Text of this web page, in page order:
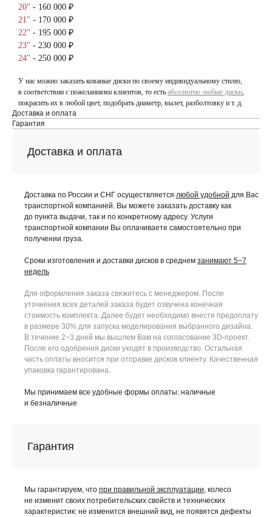
20" - 160 000 ₽
21" - 170 000 ₽
22" - 195 000 ₽
23" - 230 000 ₽
24" - 250 000 ₽
У нас можно заказать кованые диски по своему индивидуальному стилю,
в соответствии с пожеланиями клиентов, то есть абсолютно любые диски,
покрасить их в любой цвет, подобрать диаметр, вылет, разболтовку и т. д.
Доставка и оплата
Гарантия
Доставка и оплата
Доставка по России и СНГ осуществляется любой удобной для Вас
транспортной компанией. Вы можете заказать доставку как
до пункта выдачи, так и по конкретному адресу. Услуги
транспортной компании Вы оплачиваете самостоятельно при
получении груза.
Сроки изготовления и доставки дисков в среднем занимают 5−7
недель
Для оформления заказа свяжитесь с менеджером. После
уточнения всех деталей заказа будет озвучена конечная
стоимость комплекта. Далее будет необходимо внести предоплату
в размере 30% для запуска моделирования выбранного дизайна.
В течение 2−3 дней мы вышлем Вам на согласование 3D-проект.
После его одобрения диски уходят в производство. Остальная
часть оплаты вносится при отправке дисков клиенту. Качественная
упаковка гарантирована.
Мы принимаем все удобные формы оплаты: наличные
и безналичные
Гарантия
Мы гарантируем, что при правильной эксплуатации, колесо
не изменит своих потребительских свойств и технических
характеристик: не изменится внешний вид, не появятся дефекты